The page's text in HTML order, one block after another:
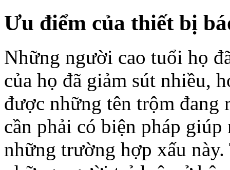
Ưu điểm của thiết bị
Những người cao tuổi họ
của họ đã giảm sút nhiều,
được những tên trộm
cần phải có biện pháp
những trường hợp xấu